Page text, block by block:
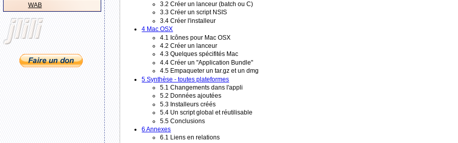
3.2 Créer un lanceur (batch ou C)
3.3 Créer un script NSIS
3.4 Créer l'installeur
4 Mac OSX
4.1 Icônes pour Mac OSX
4.2 Créer un lanceur
4.3 Quelques spécifités Mac
4.4 Créer un "Application Bundle"
4.5 Empaqueter un tar.gz et un dmg
5 Synthèse - toutes plateformes
5.1 Changements dans l'appli
5.2 Données ajoutées
5.3 Installeurs créés
5.4 Un script global et réutilisable
5.5 Conclusions
6 Annexes
6.1 Liens en relations
WAB